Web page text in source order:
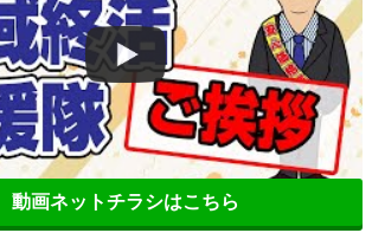
動画ネットチラシはこちら